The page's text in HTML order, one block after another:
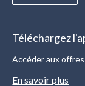
Téléchargez
Accéder aux
En savoir plus